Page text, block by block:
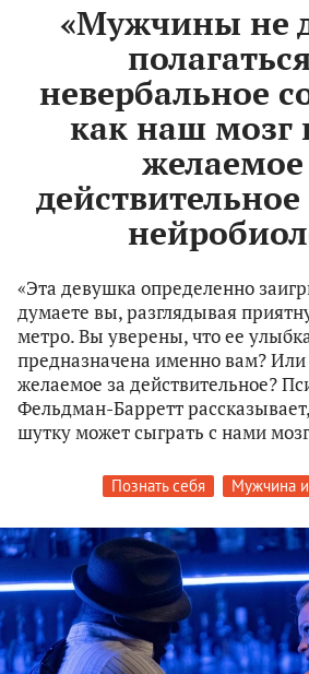
«Мужчины не
невербальное
как наш мозг
желаемое
«Эта девушка определенно
думаете вы, разглядывая
метро. Вы уверены, что ее
предназначена именно вам?
желаемое за действительное?
Фельдман-Барретт
шутку может сыграть с нами
Познать себя Мужчина